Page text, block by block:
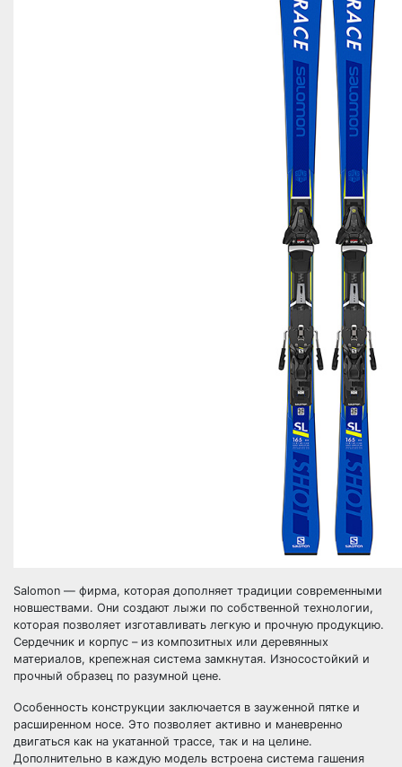
Salomon — фирма, которая дополняет традиции современными
новшествами. Они создают лыжи по собственной технологии,
которая позволяет изготавливать легкую и прочную продукцию.
Сердечник и корпус – из композитных или деревянных
материалов, крепежная система замкнутая. Износостойкий и
прочный образец по разумной цене.
Особенность конструкции заключается в зауженной пятке и
расширенном носе. Это позволяет активно и маневренно
двигаться как на укатанной трассе, так и на целине.
Дополнительно в каждую модель встроена система гашения